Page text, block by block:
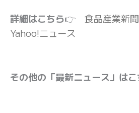
詳細はこちら👉 食品産業新
Yahoo!ニュース
その他の「最新ニュース」はこ